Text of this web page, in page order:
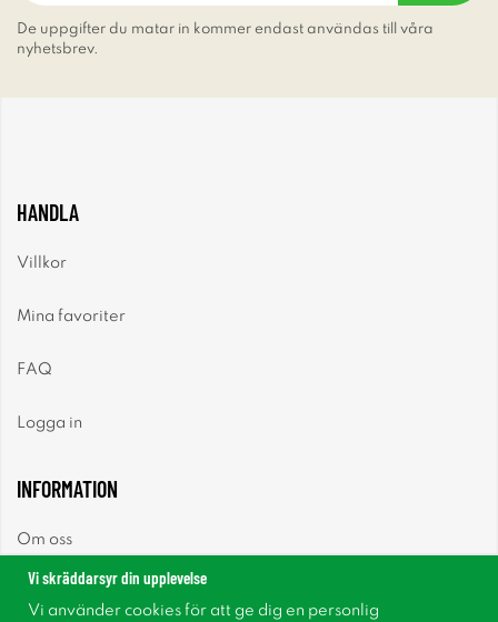
De uppgifter du matar in kommer endast användas till våra
nyhetsbrev.
HANDLA
Villkor
Mina favoriter
FAQ
Logga in
INFORMATION
Om oss
Vi skräddarsyr din upplevelse
Vi använder cookies för att ge dig en personlig